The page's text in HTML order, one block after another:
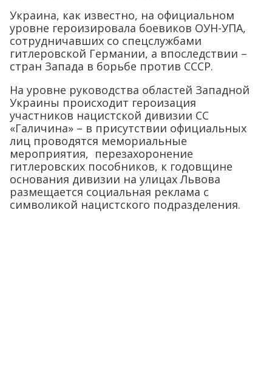
Украина, как известно, на официальном
уровне героизировала боевиков ОУН-УПА,
сотрудничавших со спецслужбами
гитлеровской Германии, а впоследствии –
стран Запада в борьбе против СССР.
На уровне руководства областей Западной
Украины происходит героизация
участников нацистской дивизии СС
«Галичина» – в присутствии официальных
лиц проводятся мемориальные
мероприятия, перезахоронение
гитлеровских пособников, к годовщине
основания дивизии на улицах Львова
размещается социальная реклама с
символикой нацистского подразделения.